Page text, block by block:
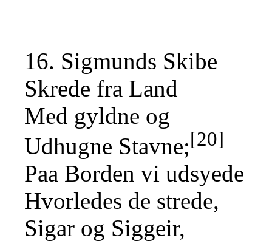
16. Sigmunds Skibe
Skrede fra Land
Med gyldne og
Udhugne Stavne;[20]
Paa Borden vi udsyede
Hvorledes de strede,
Sigar og Siggeir,